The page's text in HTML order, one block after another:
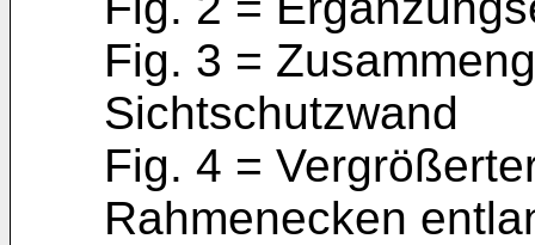
Fig. 3 =
Sichtschutzwand
Fig. 4 =
Rahmenecken